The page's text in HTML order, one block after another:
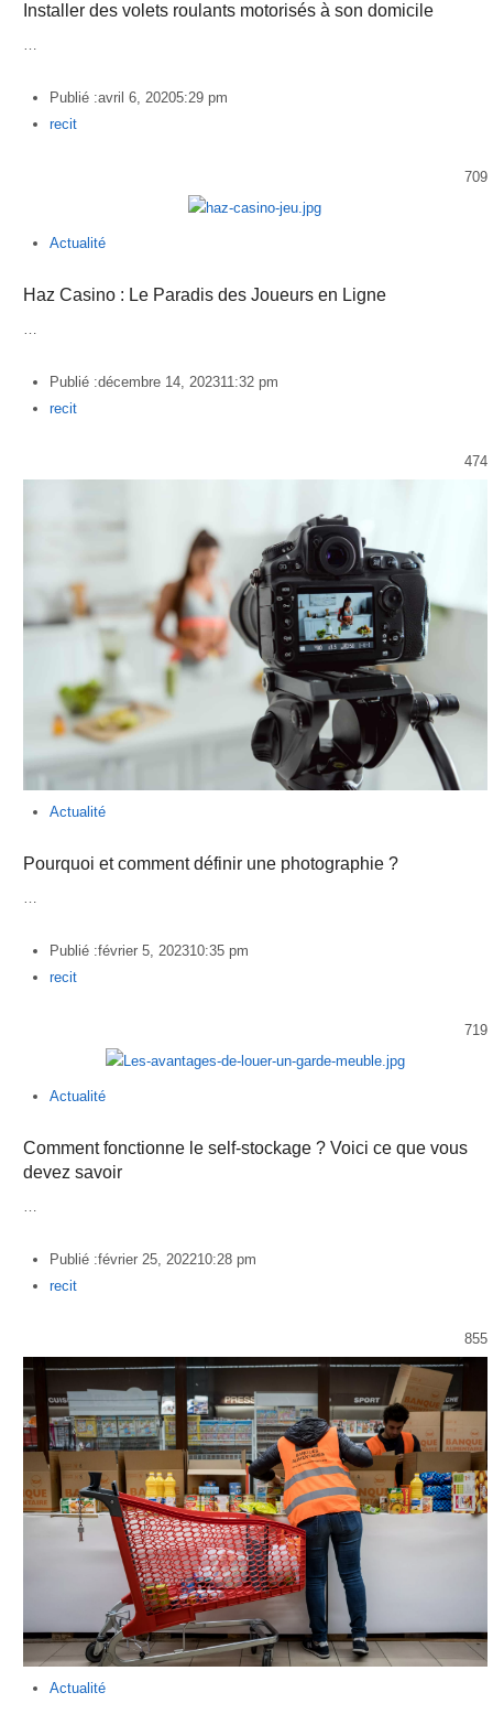
Installer des volets roulants motorisés à son domicile
…
Publié :avril 6, 20205:29 pm
Author
recit
709
Actualité
Haz Casino : Le Paradis des Joueurs en Ligne
…
Publié :décembre 14, 202311:32 pm
Author
recit
474
Actualité
Pourquoi et comment définir une photographie ?
Publié :février 5, 202310:35 pm
Author
recit
719
Actualité
Comment fonctionne le self-stockage ? Voici ce que vous
devez savoir
Publié :février 25, 202210:28 pm
Author
recit
855
Actualité